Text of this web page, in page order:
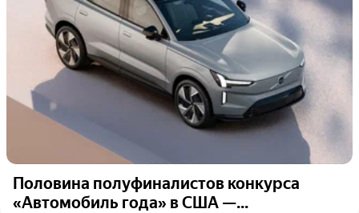
Половина полуфиналистов конкурса
«Автомобиль года» в США —...